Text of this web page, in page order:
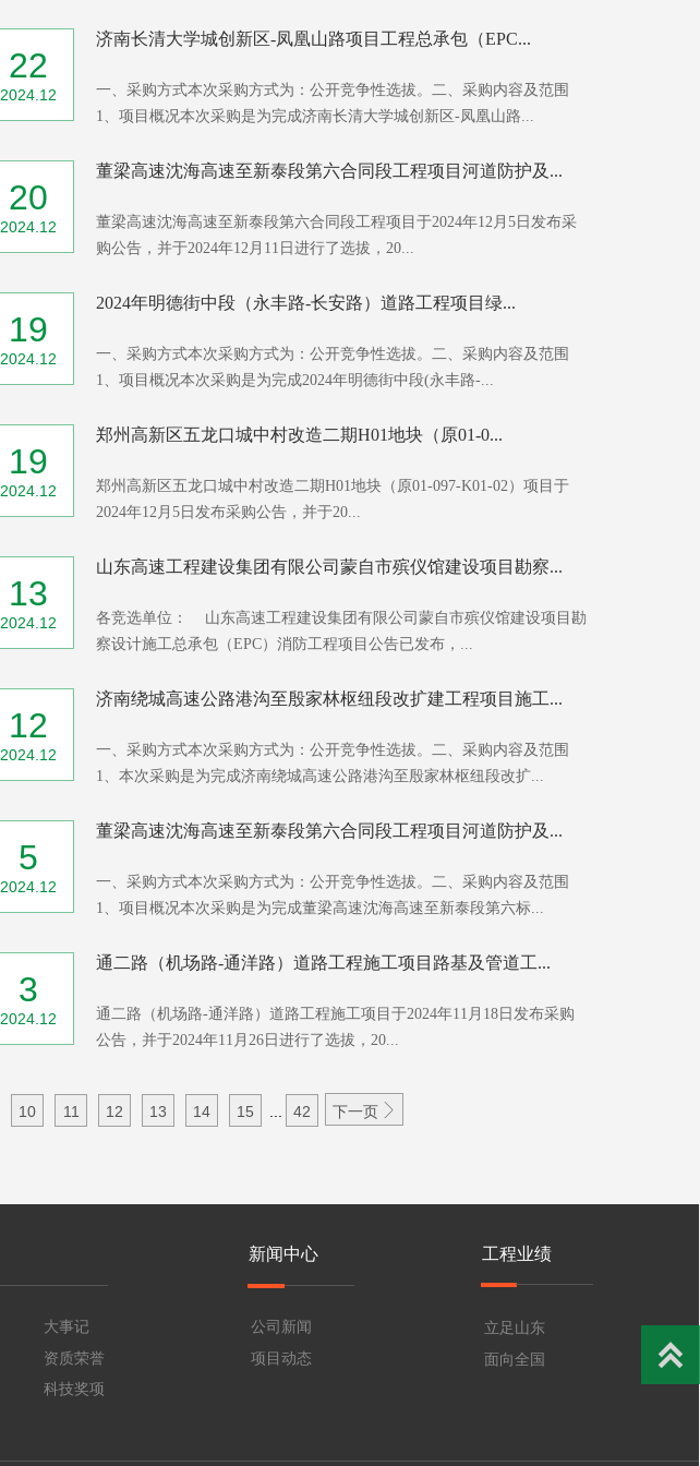
大事记
资质荣誉
科技奖项
新闻中心
公司新闻
项目动态
工程业绩
立足山东
面向全国
22
2024.12
济南长清大学城创新区-凤凰山路项目工程总承包（EPC...
一、采购方式本次采购方式为：公开竞争性选拔。二、采购内容及范围
1、项目概况本次采购是为完成济南长清大学城创新区-凤凰山路...
20
2024.12
董梁高速沈海高速至新泰段第六合同段工程项目河道防护及...
董梁高速沈海高速至新泰段第六合同段工程项目于2024年12月5日发布采
购公告，并于2024年12月11日进行了选拔，20...
19
2024.12
2024年明德街中段（永丰路-长安路）道路工程项目绿...
一、采购方式本次采购方式为：公开竞争性选拔。二、采购内容及范围
1、项目概况本次采购是为完成2024年明德街中段(永丰路-...
19
2024.12
郑州高新区五龙口城中村改造二期H01地块（原01-0...
郑州高新区五龙口城中村改造二期H01地块（原01-097-K01-02）项目于
2024年12月5日发布采购公告，并于20...
13
2024.12
山东高速工程建设集团有限公司蒙自市殡仪馆建设项目勘察...
各竞选单位： 山东高速工程建设集团有限公司蒙自市殡仪馆建设项目勘
察设计施工总承包（EPC）消防工程项目公告已发布，...
12
2024.12
济南绕城高速公路港沟至殷家林枢纽段改扩建工程项目施工...
一、采购方式本次采购方式为：公开竞争性选拔。二、采购内容及范围
1、本次采购是为完成济南绕城高速公路港沟至殷家林枢纽段改扩...
5
2024.12
董梁高速沈海高速至新泰段第六合同段工程项目河道防护及...
一、采购方式本次采购方式为：公开竞争性选拔。二、采购内容及范围
1、项目概况本次采购是为完成董梁高速沈海高速至新泰段第六标...
3
2024.12
通二路（机场路-通洋路）道路工程施工项目路基及管道工...
通二路（机场路-通洋路）道路工程施工项目于2024年11月18日发布采购
公告，并于2024年11月26日进行了选拔，20...
10 11 12 13 14 15 42 下一页 
